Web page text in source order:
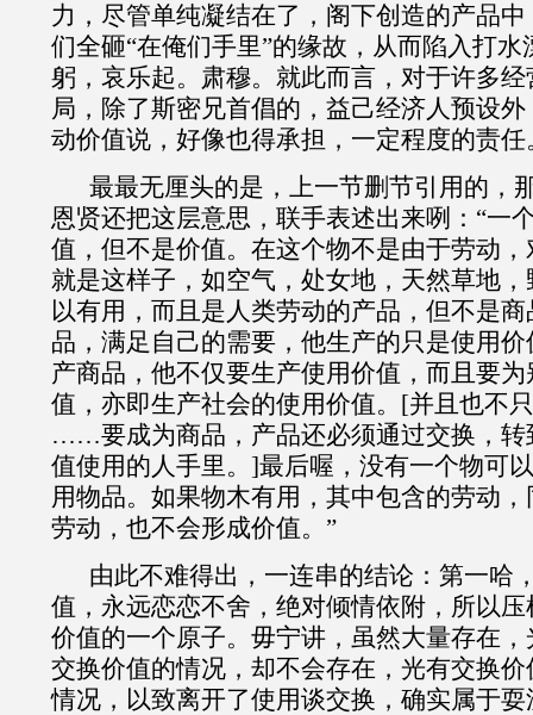
力，尽管单纯凝结在了，阁下创造的产品
们全砸“在俺们手里”的缘故，从而陷入打
躬，哀乐起。肃穆。就此而言，对于许多
局，除了斯密兄首倡的，益己经济人预设
动价值说，好像也得承担，一定程度的责任
最最无厘头的是，上一节删节引用的，
恩贤还把这层意思，联手表述出来咧：“一
值，但不是价值。在这个物不是由于劳动
就是这样子，如空气，处女地，天然草地
以有用，而且是人类劳动的产品，但不是
品，满足自己的需要，他生产的只是使用
产商品，他不仅要生产使用价值，而且要
值，亦即生产社会的使用价值。[并且也不
……要成为商品，产品还必须通过交换，转
值使用的人手里。]最后喔，没有一个物可
用物品。如果物木有用，其中包含的劳动
劳动，也不会形成价值。”
由此不难得出，一连串的结论：第一哈
值，永远恋恋不舍，绝对倾情依附，所以
价值的一个原子。毋宁讲，虽然大量存在
交换价值的情况，却不会存在，光有交换
情况， 以致离开了使用谈交换，确实属于